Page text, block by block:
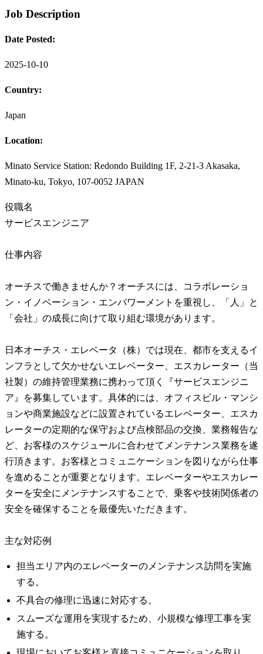
Job Description
Date Posted:
2025-10-10
Country:
Japan
Location:
Minato Service Station: Redondo Building 1F, 2-21-3 Akasaka,
Minato-ku, Tokyo, 107-0052 JAPAN
役職名
サービスエンジニア
仕事内容
オーチスで働きませんか？オーチスには、コラボレーショ
ン・イノベーション・エンパワーメントを重視し、「人」と
「会社」の成長に向けて取り組む環境があります。
日本オーチス・エレベータ（株）では現在、都市を支えるイ
ンフラとして欠かせないエレベーター、エスカレーター（当
社製）の維持管理業務に携わって頂く『サービスエンジニ
ア』を募集しています。具体的には、オフィスビル・マンシ
ョンや商業施設などに設置されているエレベーター、エスカ
レーターの定期的な保守および点検部品の交換、業務報告な
ど、お客様のスケジュールに合わせてメンテナンス業務を遂
行頂きます。お客様とコミュニケーションを図りながら仕事
を進めることが重要となります。エレベーターやエスカレー
ターを安全にメンテナンスすることで、乗客や技術関係者の
安全を確保することを最優先いただきます。
主な対応例
担当エリア内のエレベーターのメンテナンス訪問を実施
する。
不具合の修理に迅速に対応する。
スムーズな運用を実現するため、小規模な修理工事を実
施する。